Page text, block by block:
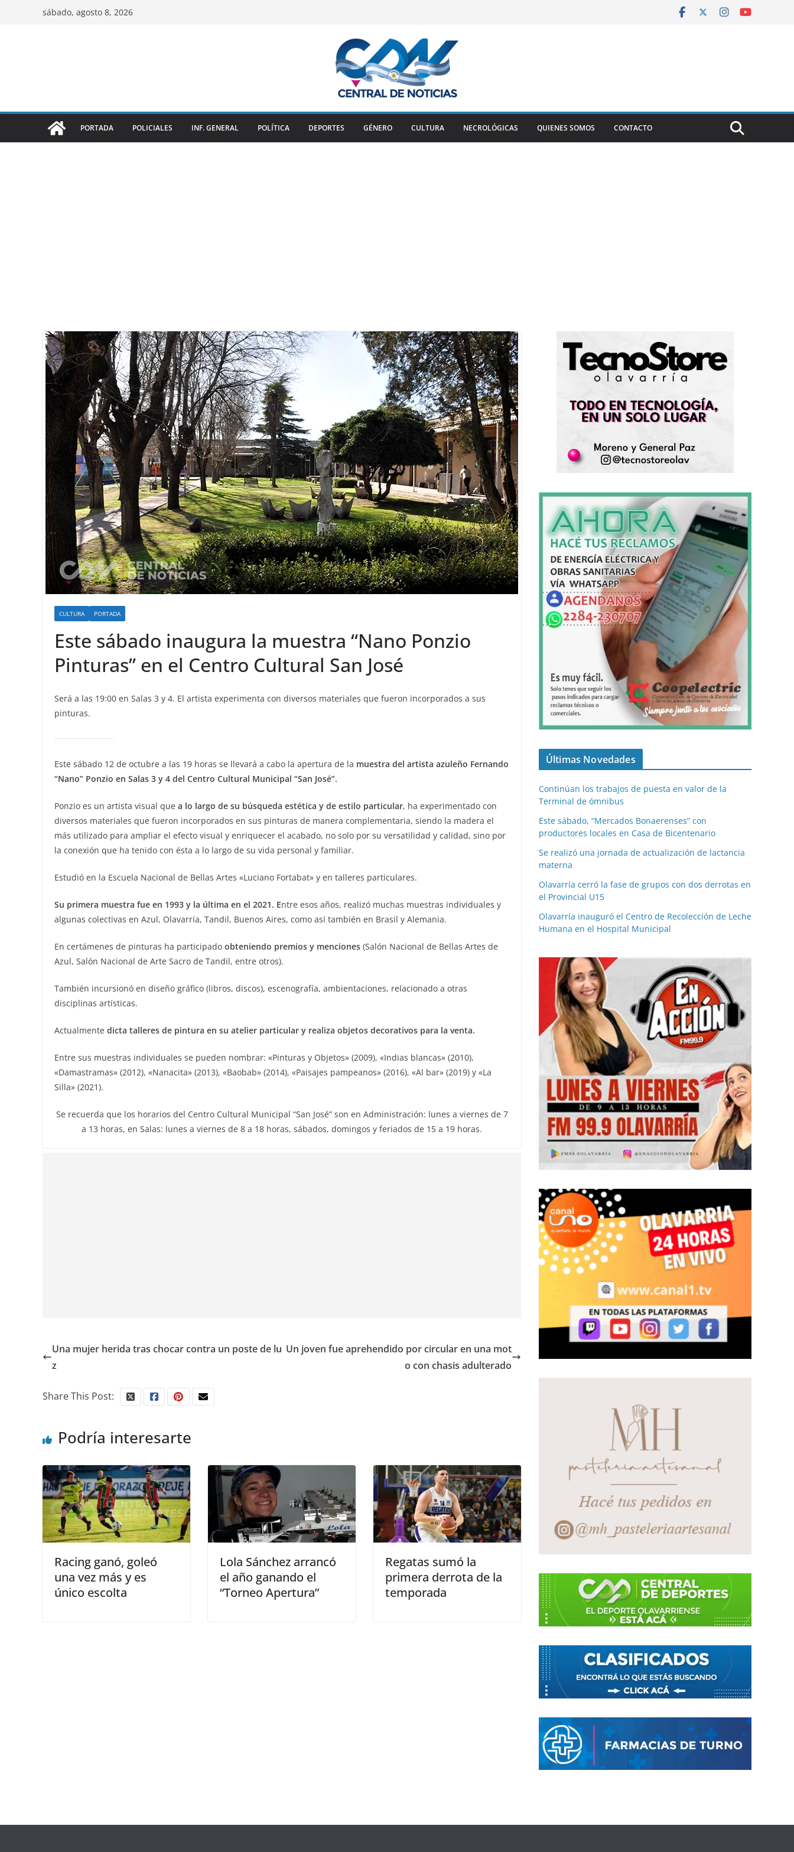
sábado, agosto 8, 2026
PORTADA POLICIALES INF. GENERAL POLÍTICA DEPORTES GÉNERO CULTURA NECROLÓGICAS QUIENES SOMOS CONTACTO
CULTURA PORTADA
Este sábado inaugura la muestra “Nano Ponzio
Pinturas” en el Centro Cultural San José
Será a las 19:00 en Salas 3 y 4. El artista experimenta con diversos materiales que fueron incorporados a sus
pinturas.
Este sábado 12 de octubre a las 19 horas se llevará a cabo la apertura de la muestra del artista azuleño Fernando
“Nano” Ponzio en Salas 3 y 4 del Centro Cultural Municipal “San José”.
Ponzio es un artista visual que a lo largo de su búsqueda estética y de estilo particular, ha experimentado con
diversos materiales que fueron incorporados en sus pinturas de manera complementaria, siendo la madera el
más utilizado para ampliar el efecto visual y enriquecer el acabado, no solo por su versatilidad y calidad, sino por
la conexión que ha tenido con ésta a lo largo de su vida personal y familiar.
Estudió en la Escuela Nacional de Bellas Artes «Luciano Fortabat» y en talleres particulares.
Su primera muestra fue en 1993 y la última en el 2021. Entre esos años, realizó muchas muestras individuales y
algunas colectivas en Azul, Olavarría, Tandil, Buenos Aires, como así también en Brasil y Alemania.
En certámenes de pinturas ha participado obteniendo premios y menciones (Salón Nacional de Bellas Artes de
Azul, Salón Nacional de Arte Sacro de Tandil, entre otros).
También incursionó en diseño gráfico (libros, discos), escenografía, ambientaciones, relacionado a otras
disciplinas artísticas.
Actualmente dicta talleres de pintura en su atelier particular y realiza objetos decorativos para la venta.
Entre sus muestras individuales se pueden nombrar: «Pinturas y Objetos» (2009), «Indias blancas» (2010),
«Damastramas» (2012), «Nanacita» (2013), «Baobab» (2014), «Paisajes pampeanos» (2016), «Al bar» (2019) y «La
Silla» (2021).
Se recuerda que los horarios del Centro Cultural Municipal “San José” son en Administración: lunes a viernes de 7
a 13 horas, en Salas: lunes a viernes de 8 a 18 horas, sábados, domingos y feriados de 15 a 19 horas.
Una mujer herida tras chocar contra un poste de lu
z
Un joven fue aprehendido por circular en una mot
o con chasis adulterado
Share This Post:
Podría interesarte
Racing ganó, goleó
una vez más y es
único escolta
Lola Sánchez arrancó
el año ganando el
“Torneo Apertura”
Regatas sumó la
primera derrota de la
temporada
Últimas Novedades
Continúan los trabajos de puesta en valor de la
Terminal de ómnibus
Este sábado, “Mercados Bonaerenses” con
productores locales en Casa de Bicentenario
Se realizó una jornada de actualización de lactancia
materna
Olavarría cerró la fase de grupos con dos derrotas en
el Provincial U15
Olavarría inauguró el Centro de Recolección de Leche
Humana en el Hospital Municipal